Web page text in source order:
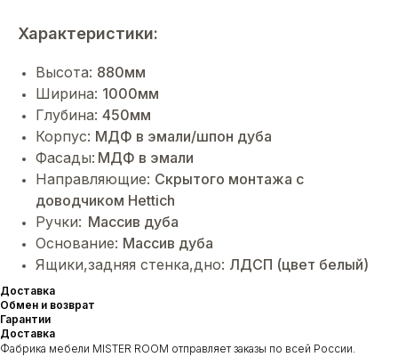
Характеристики:
Высота: 880мм
Ширина: 1000мм
Глубина: 450мм
Корпус: МДФ в эмали/шпон дуба
Фасады: МДФ в эмали
Направляющие: Cкрытого монтажа с
доводчиком Hettich
Ручки: Массив дуба
Основание: Массив дуба
Ящики,задняя стенка,дно: ЛДСП (цвет белый)
Доставка
Обмен и возврат
Гарантии
Доставка
Фабрика мебели MISTER ROOM отправляет заказы по всей России.